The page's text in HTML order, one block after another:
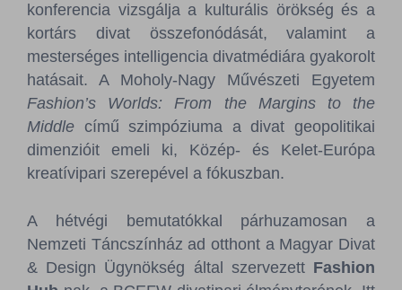
konferencia vizsgálja a kulturális örökség és a
kortárs divat összefonódását, valamint a
mesterséges intelligencia divatmédiára gyakorolt
hatásait. A Moholy-Nagy Művészeti Egyetem
Fashion’s Worlds: From the Margins to the
Middle című szimpóziuma a divat geopolitikai
dimenzióit emeli ki, Közép- és Kelet-Európa
kreatívipari szerepével a fókuszban.
A hétvégi bemutatókkal párhuzamosan a
Nemzeti Táncszínház ad otthont a Magyar Divat
& Design Ügynökség által szervezett Fashion